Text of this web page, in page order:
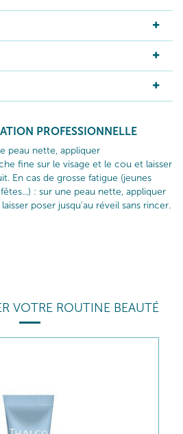
PROFESSIONNELLE
peau nette, appliquer
fine sur le visage et le cou et laisser
En cas de grosse fatigue (jeunes
: sur une peau nette, appliquer
poser jusqu'au réveil sans rincer.
VOTRE ROUTINE BEAUTÉ